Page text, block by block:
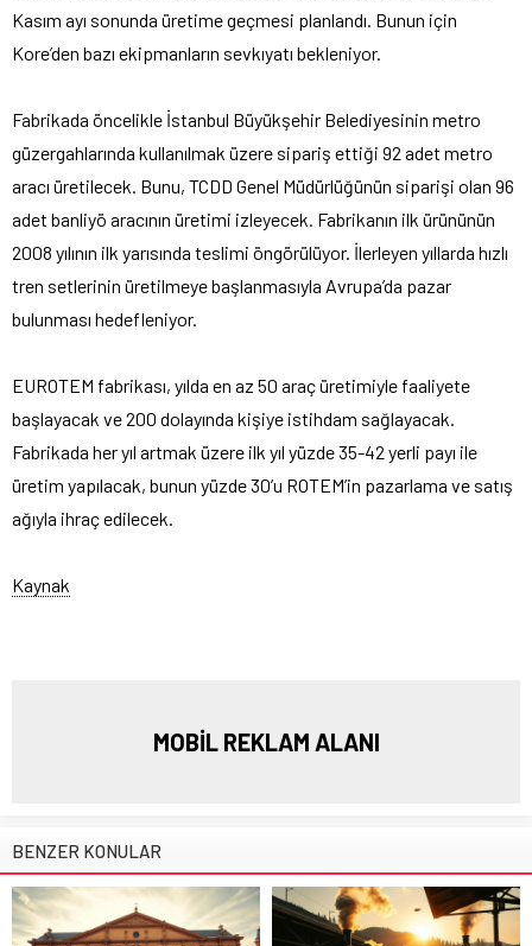
Kasım ayı sonunda üretime geçmesi planlandı. Bunun için
Kore’den bazı ekipmanların sevkıyatı bekleniyor.
Fabrikada öncelikle İstanbul Büyükşehir Belediyesinin metro
güzergahlarında kullanılmak üzere sipariş ettiği 92 adet metro
aracı üretilecek. Bunu, TCDD Genel Müdürlüğünün siparişi olan 96
adet banliyö aracının üretimi izleyecek. Fabrikanın ilk ürününün
2008 yılının ilk yarısında teslimi öngörülüyor. İlerleyen yıllarda hızlı
tren setlerinin üretilmeye başlanmasıyla Avrupa’da pazar
bulunması hedefleniyor.
EUROTEM fabrikası, yılda en az 50 araç üretimiyle faaliyete
başlayacak ve 200 dolayında kişiye istihdam sağlayacak.
Fabrikada her yıl artmak üzere ilk yıl yüzde 35-42 yerli payı ile
üretim yapılacak, bunun yüzde 30’u ROTEM’in pazarlama ve satış
ağıyla ihraç edilecek.
Kaynak
MOBİL REKLAM ALANI
BENZER KONULAR